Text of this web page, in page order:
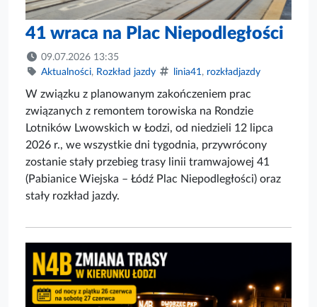
41 wraca na Plac Niepodległości
09.07.2026 13:35
Aktualności, Rozkład jazdy linia41 , rozkładjazdy
W związku z planowanym zakończeniem prac
związanych z remontem torowiska na Rondzie
Lotników Lwowskich w Łodzi, od niedzieli 12 lipca
2026 r., we wszystkie dni tygodnia, przywrócony
zostanie stały przebieg trasy linii tramwajowej 41
(Pabianice Wiejska – Łódź Plac Niepodległości) oraz
stały rozkład jazdy.